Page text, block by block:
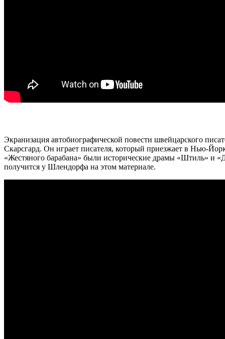
Экранизация автобиографической повести швейцарского
Скарсгард. Он играет писателя, который приезжает в Нью-
«Жестяного барабана» были исторические драмы «Штиль» и
получится у Шлендорфа на этом материале.